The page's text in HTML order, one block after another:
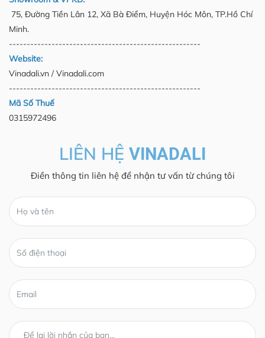
75, Đường Tiền Lân 12, Xã Bà Điểm, Huyện Hóc Môn, TP.Hồ Chí
Minh.
------------------------------------------------------
Website:
Vinadali.vn / Vinadali.com
------------------------------------------------------
Mã Số Thuế
0315972496
LIÊN HỆ VINADALI
Điền thông tin liên hệ để nhận tư vấn từ chúng tôi